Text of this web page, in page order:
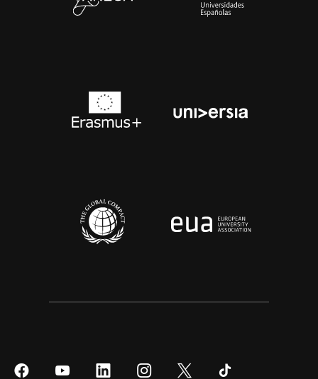
SíguenosSíguenos SíguenosSíguenos Síguenos